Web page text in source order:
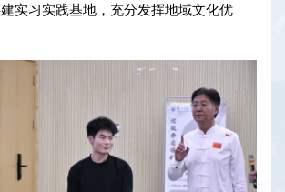
实习实践基地，充分发挥地域文化优